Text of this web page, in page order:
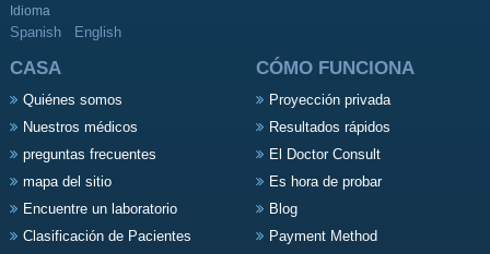
Idioma
Spanish English
CASA
Quiénes somos
Nuestros médicos
preguntas frecuentes
mapa del sitio
Encuentre un laboratorio
Clasificación de Pacientes
CÓMO FUNCIONA
Proyección privada
Resultados rápidos
El Doctor Consult
Es hora de probar
Blog
Payment Method